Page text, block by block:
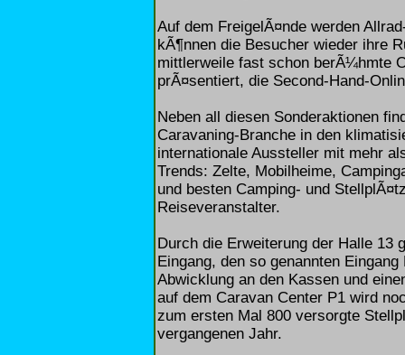
Auf dem FreigelÃ¤nde werden
kÃ¶nnen die Besucher wieder ihre
mittlerweile fast schon berÃ¼hmte
prÃ¤sentiert, die Second-Hand-
Neben all diesen Sonderaktionen
Caravaning-Branche in den
internationale Aussteller mit mehr
Trends: Zelte, Mobilheime,
und besten Camping- und
Reiseveranstalter.
Durch die Erweiterung der Halle 13
Eingang, den so genannten
Abwicklung an den Kassen und
auf dem Caravan Center P1 wird
zum ersten Mal 800 versorgte
vergangenen Jahr.